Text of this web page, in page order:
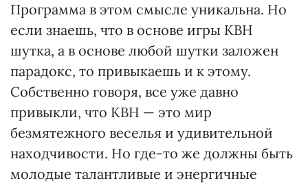
Программа в этом смысле уникальна. Но
если знаешь, что в основе игры КВН
шутка, а в основе любой шутки заложен
парадокс, то привыкаешь и к этому.
Собственно говоря, все уже давно
привыкли, что КВН — это мир
безмятежного веселья и удивительной
находчивости. Но где-то же должны быть
молодые талантливые и энергичные